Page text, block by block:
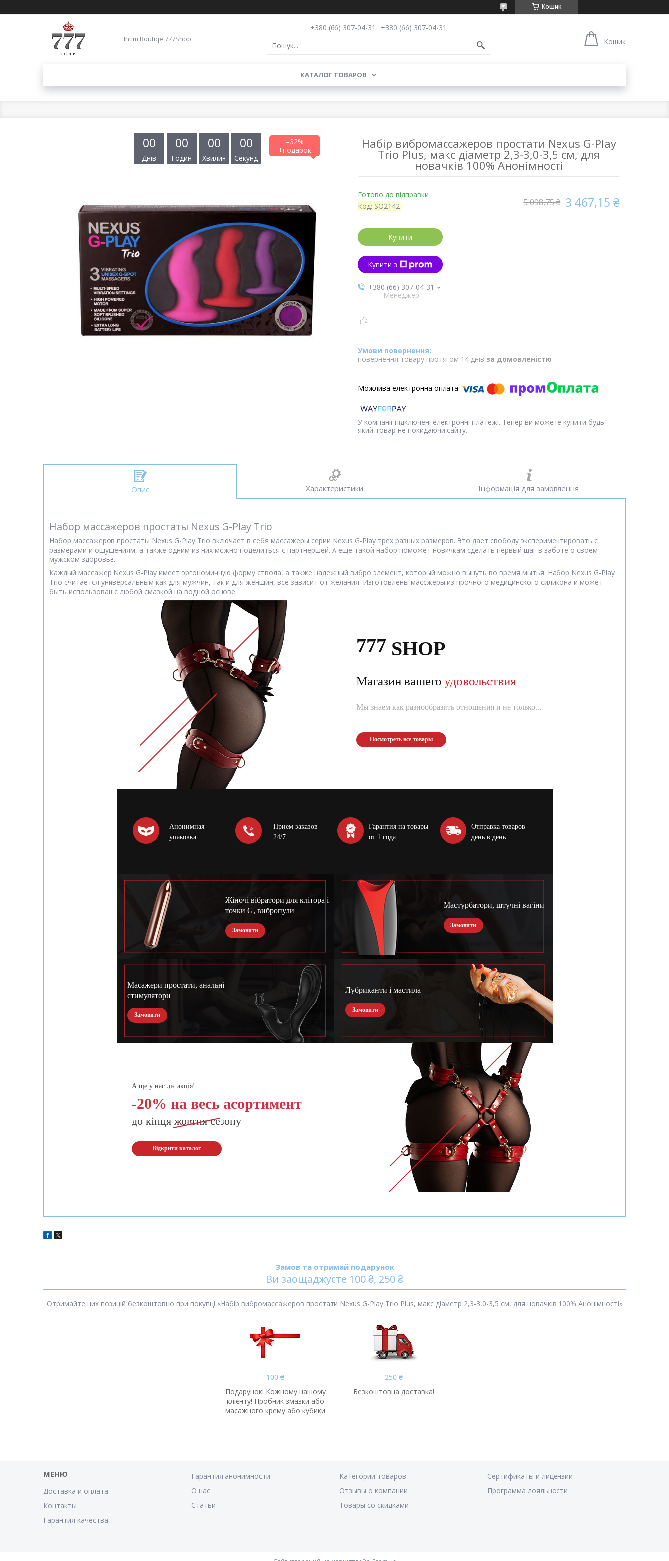
Кошик
Intim Boutiqe 777Shop
+380 (66) 307-04-31
+380 (66) 307-04-31
Кошик
КАТАЛОГ ТОВАРОВ
–32%
00
Днів
00
Годин
00
Хвилин
00
Секунд
Набір вибромассажеров простати Nexus G-Play
Trio Plus, макс діаметр 2,3-3,0-3,5 см, для
новачків 100% Анонімності
Готово до відправки
Код: SO2142 5 098,75 ₴ 3 467,15 ₴
Купити
Купити з
+380 (66) 307-04-31
Менеджер
повернення товару протягом 14 днів за домовленістю
У компанії підключені електронні платежі. Тепер ви можете купити будь-
який товар не покидаючи сайту.
Опис Характеристики Інформація для замовлення
Набор массажеров простаты Nexus G-Play Trio
Набор массажеров простаты Nexus G-Play Trio включает в себя массажеры серии Nexus G-Play трех разных размеров. Это дает свободу экспериментировать с
размерами и ощущениям, а также одним из них можно поделиться с партнершей. А еще такой набор поможет новичкам сделать первый шаг в заботе о своем
мужском здоровье.
Каждый массажер Nexus G-Play имеет эргономичную форму ствола, а также надежный вибро элемент, который можно вынуть во время мытья. Набор Nexus G-Play
Trio считается универсальным как для мужчин, так и для женщин, все зависит от желания. Изготовлены массжеры из прочного медицинского силикона и может
быть использован с любой смазкой на водной основе.
777 SHOP
Магазин вашего удовольствия
Мы знаем как разнообразить отношения и не только...
Посмотреть все товары
Анонимная
упаковка
Прием заказов
24/7
Гарантия на товары
от 1 года
Отправка товаров
день в день
Жіночі вібратори для клітора і
точки G, вибропули
Замовити
Мастурбатори, штучні вагіни
Замовити
Масажери простати, анальні
стимулятори
Замовити
Лубриканти і мастила
Замовити
А ще у нас діє акція!
-20% на весь асортимент
до кінця жовтнясезону
Відкрити каталог
Замов та отримай подарунок
Ви заощаджуєте 100 ₴, 250 ₴
Отримайте цих позицій безкоштовно при покупці «Набір вибромассажеров простати Nexus G-Play Trio Plus, макс діаметр 2,3-3,0-3,5 см, для новачків 100% Анонімності»
100 ₴
Подарунок! Кожному нашому
клієнту! Пробник змазки або
масажного крему або кубики
250 ₴
Безкоштовна доставка!
МЕНЮ
Доставка и оплата
Контакты
Гарантия качества
Гарантия анонимности
О нас
Статьи
Категории товаров
Отзывы о компании
Товары со скидками
Сертификаты и лицензии
Программа лояльности